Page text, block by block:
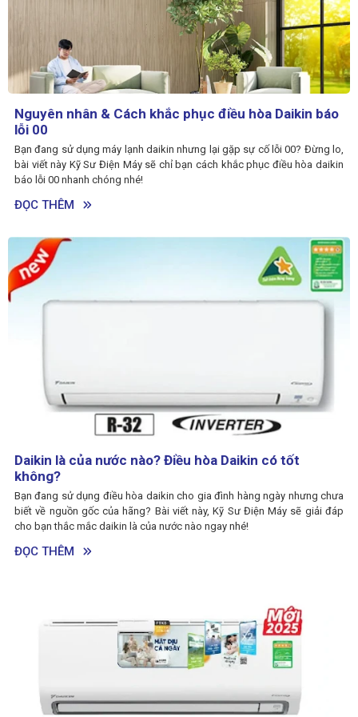
Nguyên nhân & Cách khắc phục điều hòa Daikin báo
lỗi 00
Bạn đang sử dụng máy lạnh daikin nhưng lại gặp sự cố lỗi 00? Đừng lo,
bài viết này Kỹ Sư Điện Máy sẽ chỉ bạn cách khắc phục điều hòa daikin
báo lỗi 00 nhanh chóng nhé!
ĐỌC THÊM
Daikin là của nước nào? Điều hòa Daikin có tốt
không?
Bạn đang sử dụng điều hòa daikin cho gia đình hàng ngày nhưng chưa
biết về nguồn gốc của hãng? Bài viết này, Kỹ Sư Điện Máy sẽ giải đáp
cho bạn thắc mắc daikin là của nước nào ngay nhé!
ĐỌC THÊM